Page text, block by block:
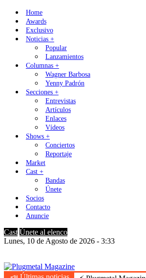
Skip
content
Home
Awards
Exclusivo
Noticias +
Popular
Lanzamientos
Columnas +
Wagner Barbosa
Yenny Padrón
Secciones +
Entrevistas
Artículos
Enlaces
Vídeos
Shows +
Conciertos
Reportaje
Market
Cast +
Bandas
Únete
Socios
Contacto
Anuncie
Cast Únete al elenco
Lunes, 10 de Agosto de 2026 - 3:33